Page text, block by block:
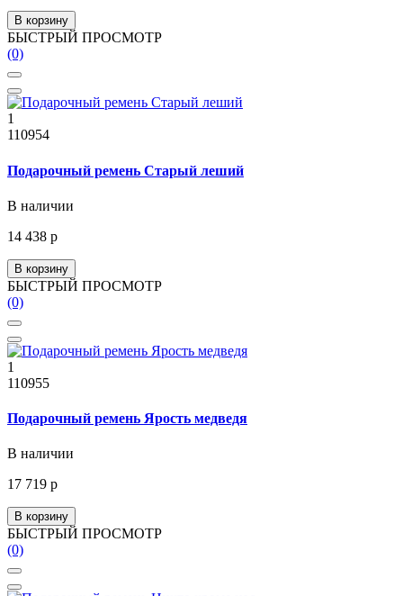
В корзину
БЫСТРЫЙ ПРОСМОТР
(0)
1
110954
Подарочный ремень Старый леший
В наличии
14 438 р
В корзину
БЫСТРЫЙ ПРОСМОТР
(0)
1
110955
Подарочный ремень Ярость медведя
В наличии
17 719 р
В корзину
БЫСТРЫЙ ПРОСМОТР
(0)